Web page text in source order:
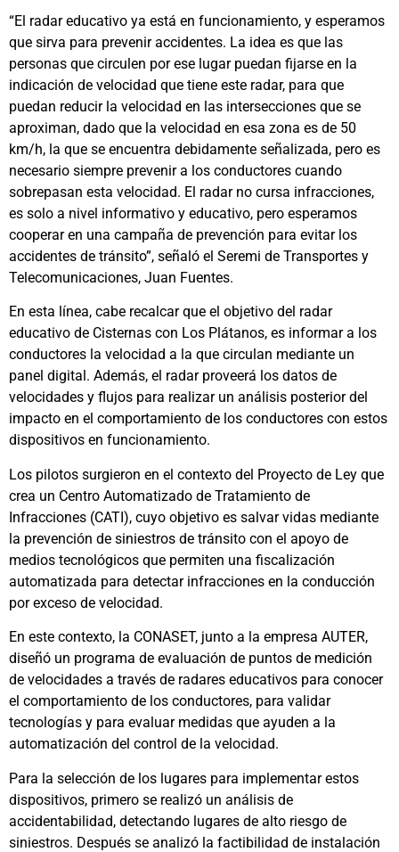
“El radar educativo ya está en funcionamiento, y esperamos
que sirva para prevenir accidentes. La idea es que las
personas que circulen por ese lugar puedan fijarse en la
indicación de velocidad que tiene este radar, para que
puedan reducir la velocidad en las intersecciones que se
aproximan, dado que la velocidad en esa zona es de 50
km/h, la que se encuentra debidamente señalizada, pero es
necesario siempre prevenir a los conductores cuando
sobrepasan esta velocidad. El radar no cursa infracciones,
es solo a nivel informativo y educativo, pero esperamos
cooperar en una campaña de prevención para evitar los
accidentes de tránsito”, señaló el Seremi de Transportes y
Telecomunicaciones, Juan Fuentes.
En esta línea, cabe recalcar que el objetivo del radar
educativo de Cisternas con Los Plátanos, es informar a los
conductores la velocidad a la que circulan mediante un
panel digital. Además, el radar proveerá los datos de
velocidades y flujos para realizar un análisis posterior del
impacto en el comportamiento de los conductores con estos
dispositivos en funcionamiento.
Los pilotos surgieron en el contexto del Proyecto de Ley que
crea un Centro Automatizado de Tratamiento de
Infracciones (CATI), cuyo objetivo es salvar vidas mediante
la prevención de siniestros de tránsito con el apoyo de
medios tecnológicos que permiten una fiscalización
automatizada para detectar infracciones en la conducción
por exceso de velocidad.
En este contexto, la CONASET, junto a la empresa AUTER,
diseñó un programa de evaluación de puntos de medición
de velocidades a través de radares educativos para conocer
el comportamiento de los conductores, para validar
tecnologías y para evaluar medidas que ayuden a la
automatización del control de la velocidad.
Para la selección de los lugares para implementar estos
dispositivos, primero se realizó un análisis de
accidentabilidad, detectando lugares de alto riesgo de
siniestros. Después se analizó la factibilidad de instalación